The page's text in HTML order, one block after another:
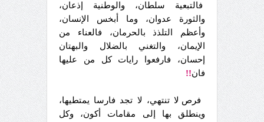
فالتبعية سلطان، والوطنية إذعان،
والثورة عدوان، وما أبخس الإنسان،
وأعظم التلذذ بالحرمان، فالعناء من
الإيمان، والتغني بالضلال والبهتان
إحسان، فارفعوا رايات كل من عليها
فان!!
فرص لا تنتهي، لا تجد فارسا يمتطيها،
وينطلق بها إلى مقامات أكون، وكل